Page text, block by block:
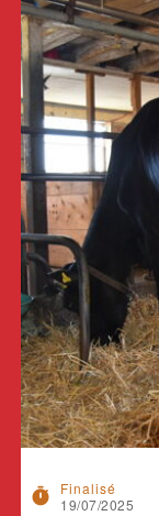
timer
Finalisé
19/07/2025